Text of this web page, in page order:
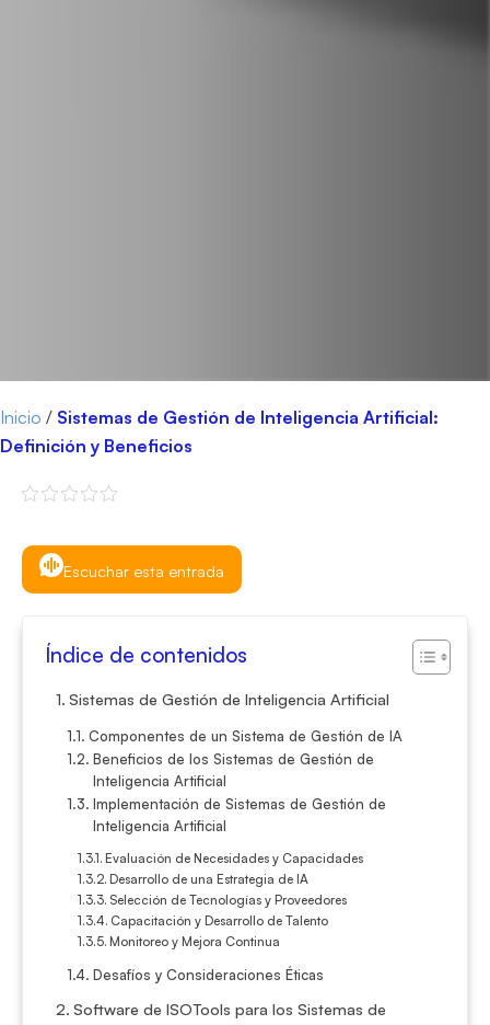
Inicio / Sistemas de Gestión de Inteligencia Artificial:
Definición y Beneficios
Escuchar esta entrada
Índice de contenidos
Sistemas de Gestión de Inteligencia Artificial
Componentes de un Sistema de Gestión de IA
Beneficios de los Sistemas de Gestión de
Inteligencia Artificial
Implementación de Sistemas de Gestión de
Inteligencia Artificial
Evaluación de Necesidades y Capacidades
Desarrollo de una Estrategia de IA
Selección de Tecnologías y Proveedores
Capacitación y Desarrollo de Talento
Monitoreo y Mejora Continua
Desafíos y Consideraciones Éticas
Software de ISOTools para los Sistemas de